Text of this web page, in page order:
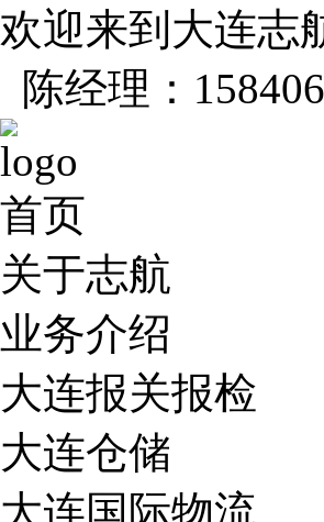
欢迎来到大连志
陈经理：
首页
关于志航
业务介绍
大连报关报检
大连仓储
大连国际物流